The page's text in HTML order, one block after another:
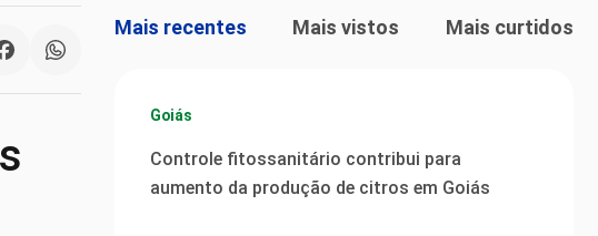
Mais recentes Mais vistos Mais curtidos
Goiás
Controle fitossanitário contribui para
aumento da produção de citros em Goiás